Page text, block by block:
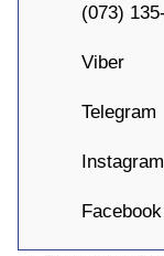
(073)
Viber
Telegram